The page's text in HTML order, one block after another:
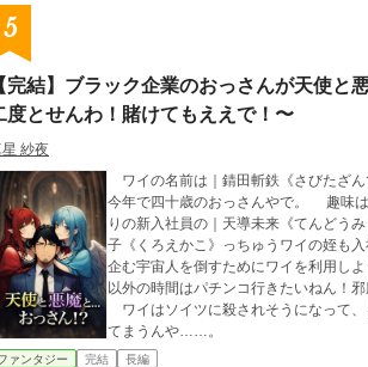
5
完結】ブラック企業のおっさんが天使
度とせんわ！賭けてもええで！〜
紗夜
ワイの名前は｜錆田斬鉄《さびたざ
今年で四十歳のおっさんやで。 趣味
りの新入社員の｜天導未来《てんどう
子《くろえかこ》っちゅうワイの姪
企む宇宙人を倒すためにワイを利用
以外の時間はパチンコ行きたいねん
ワイはソイツに殺されそうになって
てまうんや……。
ァンタジー 完結 長編